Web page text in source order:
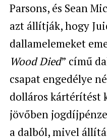
Parsons, és Sean
azt állítják, hogy
dallamelemeket
Wood Died” című
csapat engedélye
dolláros kártérítést
jövőben
a dalból, mivel